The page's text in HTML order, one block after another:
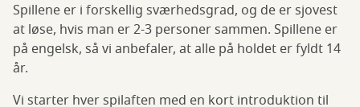
Spillene er i forskellig sværhedsgrad, og de er sjovest
at løse, hvis man er 2-3 personer sammen. Spillene er
på engelsk, så vi anbefaler, at alle på holdet er fyldt 14
år.
Vi starter hver spilaften med en kort introduktion til